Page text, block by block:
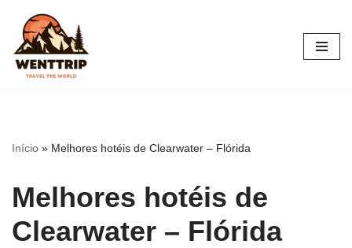
Pular
para
Início » Melhores hotéis de Clearwater – Flórida
Melhores hotéis de
Clearwater – Flórida